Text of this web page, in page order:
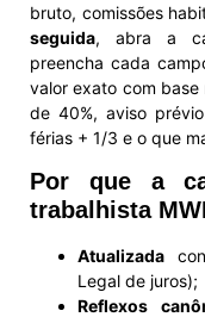
bruto, comissões
seguida, abra a
preencha cada
valor exato com
de 40%, aviso
férias + 1/3 e o que
Por que a
trabalhista
Atualizada
Legal de juros);
Reflexos